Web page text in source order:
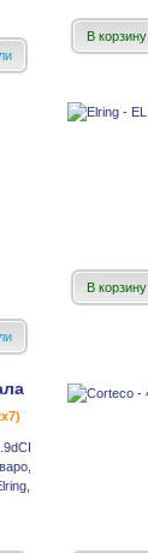
В корзину
В корзину